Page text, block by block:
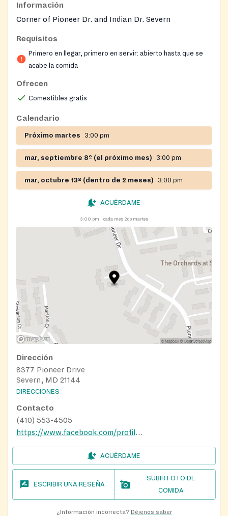
Información
Corner of Pioneer Dr. and Indian Dr. Severn
Requisitos
Primero en llegar, primero en servir: abierto hasta que se
acabe la comida
Ofrecen
Comestibles gratis
Calendario
Próximo martes 3:00 pm
mar, septiembre 8º (el próximo mes) 3:00 pm
mar, octubre 13º (dentro de 2 meses) 3:00 pm
ACUÉRDAME
3:00 pm cada mes 2do martes
Dirección
8377 Pioneer Drive
Severn, MD 21144
DIRECCIONES
Contacto
(410) 553-4505
https://www.facebook.com/profile.php?id=100066705630064
ACUÉRDAME
ESCRIBIR UNA RESEÑA
SUBIR FOTO DE
COMIDA
¿Información incorrecta? Déjenos saber